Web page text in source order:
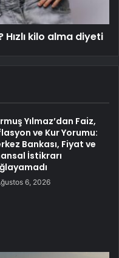
Hızlı kilo alma diyeti
Yılmaz’dan Faiz,
ve Kur Yorumu:
Bankası, Fiyat ve
İstikrarı
6, 2026